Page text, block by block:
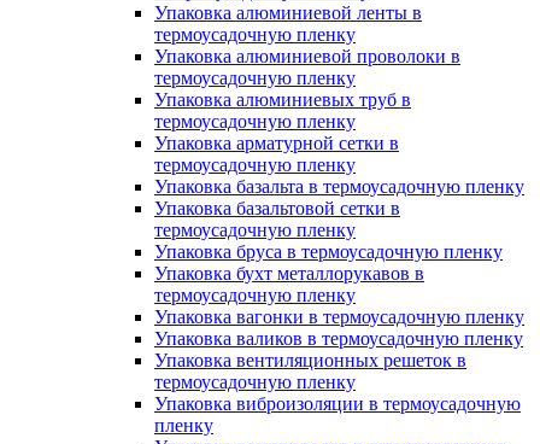
Упаковка алюминиевой ленты в
термоусадочную пленку
Упаковка алюминиевой проволоки в
термоусадочную пленку
Упаковка алюминиевых труб в
термоусадочную пленку
Упаковка арматурной сетки в
термоусадочную пленку
Упаковка базальта в термоусадочную пленку
Упаковка базальтовой сетки в
термоусадочную пленку
Упаковка бруса в термоусадочную пленку
Упаковка бухт металлорукавов в
термоусадочную пленку
Упаковка вагонки в термоусадочную пленку
Упаковка валиков в термоусадочную пленку
Упаковка вентиляционных решеток в
термоусадочную пленку
Упаковка виброизоляции в термоусадочную
пленку